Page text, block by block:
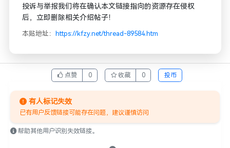
投诉与举报我们将在确认本文链接指向的资源存在侵权
后，立即删除相关介绍帖子！
本贴地址： https://kfzy.net/thread-89584.htm
点赞 0 收藏 0 投币
有人标记失效
已有用户反馈链接可能存在问题，建议谨慎访问
帮助其他用户识别失效链接。